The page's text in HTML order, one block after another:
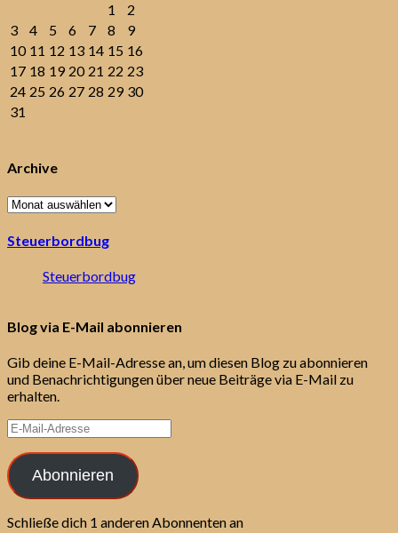
1
2
3
4 5 6 7 8
9
10 11 12 13 14 15 16
17 18 19 20 21 22 23
24 25 26 27 28 29 30
31
Archive
Archive
Steuerbordbug
Steuerbordbug
Blog via E-Mail abonnieren
Gib deine E-Mail-Adresse an, um diesen Blog zu abonnieren
und Benachrichtigungen über neue Beiträge via E-Mail zu
erhalten.
E-
Mail-
Adresse
Abonnieren
Schließe dich 1 anderen Abonnenten an